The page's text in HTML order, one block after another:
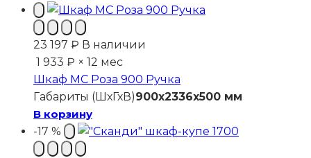
23 197 ₽ В наличии
1 933 ₽ × 12 мес
Шкаф МС Роза 900 Ручка
Габариты (ШхГхВ)900x2336x500 мм
В корзину
-17 %